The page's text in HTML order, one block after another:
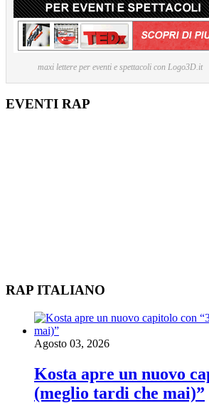
maxi lettere per eventi e spettacoli con Logo3D.it
EVENTI RAP
RAP ITALIANO
Agosto 03, 2026
Kosta apre un nuovo
(meglio tardi che mai)”